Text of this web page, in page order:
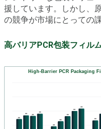
援しています。しかし、
の競争が市場にとっての
高バリアPCR包装フィル